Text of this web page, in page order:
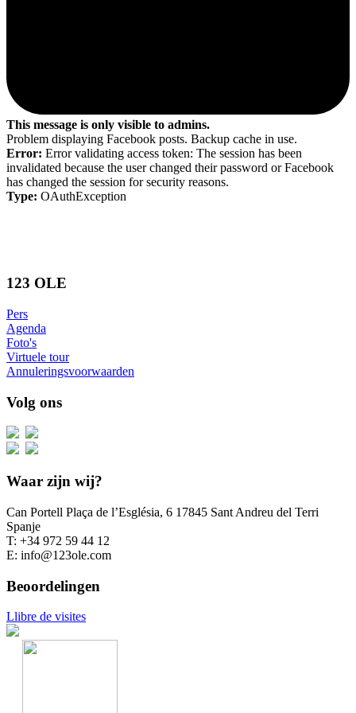
This message is only visible to admins.
Problem displaying Facebook posts. Backup cache in use.
Error: Error validating access token: The session has been
invalidated because the user changed their password or Facebook
has changed the session for security reasons.
Type: OAuthException
123 OLE
Pers
Agenda
Foto's
Virtuele tour
Annuleringsvoorwaarden
Volg ons
Waar zijn wij?
Can Portell Plaça de l’Església, 6 17845 Sant Andreu del Terri
Spanje
T: +34 972 59 44 12
E: info@123ole.com
Beoordelingen
Llibre de visites